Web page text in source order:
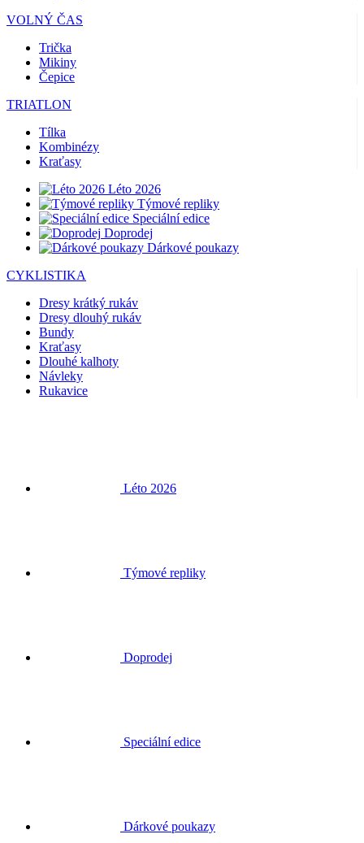
VOLNÝ ČAS
Trička
Mikiny
Čepice
TRIATLON
Tílka
Kombinézy
Kraťasy
Léto 2026
Týmové repliky
Speciální edice
Doprodej
Dárkové poukazy
CYKLISTIKA
Dresy krátký rukáv
Dresy dlouhý rukáv
Bundy
Kraťasy
Dlouhé kalhoty
Návleky
Rukavice
Váš košík je prázdný